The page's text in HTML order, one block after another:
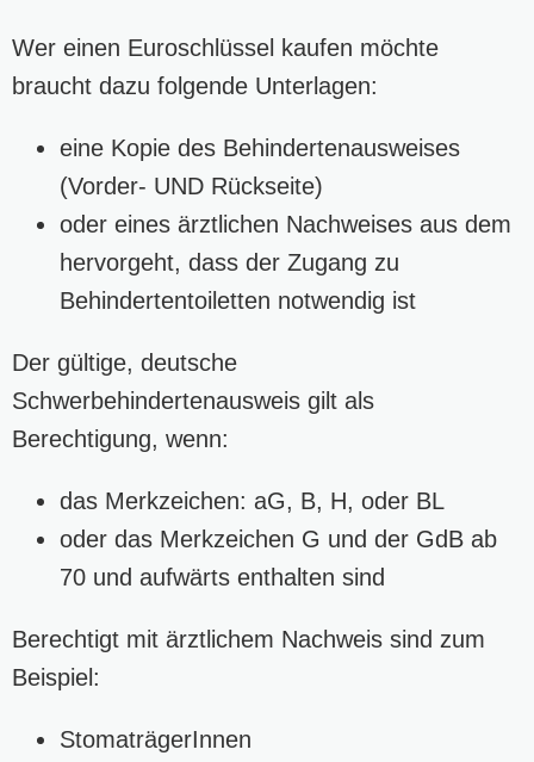
Wer einen Euroschlüssel kaufen möchte
braucht dazu folgende Unterlagen:
eine Kopie des Behindertenausweises
(Vorder- UND Rückseite)
oder eines ärztlichen Nachweises aus dem
hervorgeht, dass der Zugang zu
Behindertentoiletten notwendig ist
Der gültige, deutsche
Schwerbehindertenausweis gilt als
Berechtigung, wenn:
das Merkzeichen: aG, B, H, oder BL
oder das Merkzeichen G und der GdB ab
70 und aufwärts enthalten sind
Berechtigt mit ärztlichem Nachweis sind zum
Beispiel:
StomaträgerInnen